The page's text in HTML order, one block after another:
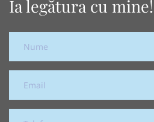
Ia legătura cu mine!